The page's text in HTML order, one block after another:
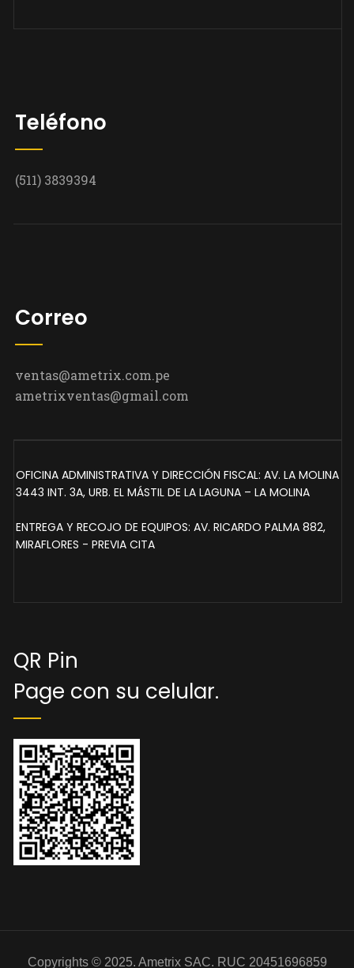
Teléfono
(511) 3839394
Correo
ventas@ametrix.com.pe
ametrixventas@gmail.com
OFICINA ADMINISTRATIVA Y DIRECCIÓN FISCAL: AV. LA MOLINA
3443 INT. 3A, URB. EL MÁSTIL DE LA LAGUNA – LA MOLINA
ENTREGA Y RECOJO DE EQUIPOS: AV. RICARDO PALMA 882,
MIRAFLORES - PREVIA CITA
QR Pin
Page con su celular.
Copyrights © 2025. Ametrix SAC. RUC 20451696859